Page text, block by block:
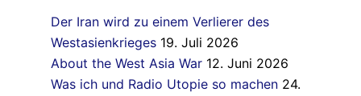
Der Iran wird zu einem Verlierer des
Westasienkrieges 19. Juli 2026
About the West Asia War 12. Juni 2026
Was ich und Radio Utopie so machen 24.